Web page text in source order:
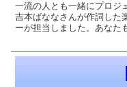
一流の人とも一緒にプロジ
吉本ばななさんが作詞した
ーが担当しました。あなた